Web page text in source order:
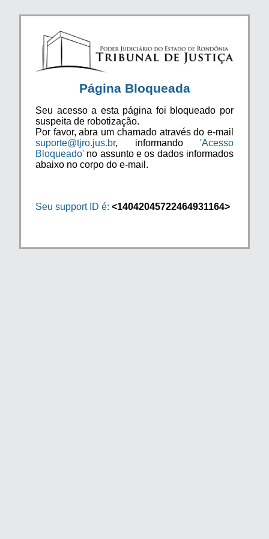
Página Bloqueada
Seu acesso a esta página foi bloqueado por
suspeita de robotização.
Por favor, abra um chamado através do e-mail
suporte@tjro.jus.br, informando 'Acesso
Bloqueado' no assunto e os dados informados
abaixo no corpo do e-mail.
Seu support ID é: <14042045722464931164>